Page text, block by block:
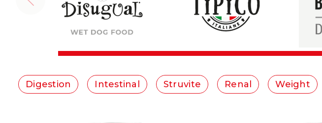
Digestion Intestinal Struvite Renal Weight